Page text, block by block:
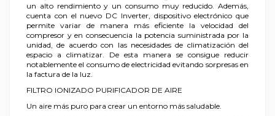
un alto rendimiento y un consumo muy reducido. Además,
cuenta con el nuevo DC Inverter, dispositivo electrónico que
permite variar de manera más eficiente la velocidad del
compresor y en consecuencia la potencia suministrada por la
unidad, de acuerdo con las necesidades de climatización del
espacio a climatizar. De esta manera se consigue reducir
notablemente el consumo de electricidad evitando sorpresas en
la factura de la luz.
FILTRO IONIZADO PURIFICADOR DE AIRE
Un aire más puro para crear un entorno más saludable.